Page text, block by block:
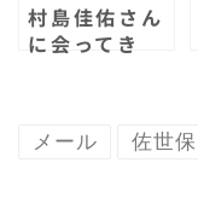
村島佳佑さん
に会ってき
ライター！皆
メール 佐世保